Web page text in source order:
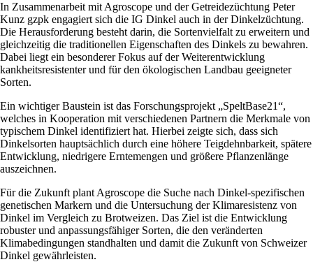
In Zusammenarbeit mit Agroscope und der Getreidezüchtung Peter
Kunz gzpk engagiert sich die IG Dinkel auch in der Dinkelzüchtung.
Die Herausforderung besteht darin, die Sortenvielfalt zu erweitern und
gleichzeitig die traditionellen Eigenschaften des Dinkels zu bewahren.
Dabei liegt ein besonderer Fokus auf der Weiterentwicklung
kankheitsresistenter und für den ökologischen Landbau geeigneter
Sorten.
Ein wichtiger Baustein ist das Forschungsprojekt „SpeltBase21“,
welches in Kooperation mit verschiedenen Partnern die Merkmale von
typischem Dinkel identifiziert hat. Hierbei zeigte sich, dass sich
Dinkelsorten hauptsächlich durch eine höhere Teigdehnbarkeit, spätere
Entwicklung, niedrigere Erntemengen und größere Pflanzenlänge
auszeichnen.
Für die Zukunft plant Agroscope die Suche nach Dinkel-spezifischen
genetischen Markern und die Untersuchung der Klimaresistenz von
Dinkel im Vergleich zu Brotweizen. Das Ziel ist die Entwicklung
robuster und anpassungsfähiger Sorten, die den veränderten
Klimabedingungen standhalten und damit die Zukunft von Schweizer
Dinkel gewährleisten.